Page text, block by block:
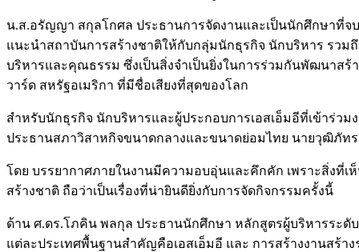
น.ส.อรัญญา สกุลโกศล ประธานการจัดงานและเป็นนักศึกษาที่จ
แนะนำสถาบันการสร้างชาติให้กับกลุ่มนักธุรกิจ นักบริหาร รวม
บริหารและคุณธรรม ซึ่งเป็นสิ่งจำเป็นยิ่งในการร่วมกันพัฒนาส
วาร์ด สหรัฐอเมริกา ที่มีชื่อเสียงที่สุดของโลก
สำหรับนักธุรกิจ นักบริหารและผู้ประกอบการเอสเอ็มอีที่เข้าร่
ประธานสภาวิสาหกิจขนาดกลางและขนาดย่อมไทย นายวุฒิภัทร
โดย บรรยากาศภายในงานมีความอบอุ่นและคึกคัก เพราะสิ่งที่
สร้างชาติ ถือว่าเป็นเรื่องที่น่ายินดียิ่งกับการจัดกิจกรรมครั้งนี้
ด้าน ศ.ดร.โภคิน พลกุล ประธานนักศึกษา หลักสูตรผู้บริหารระดั
แต่ละประเทศพื้นฐานสำคัญคือเอสเอ็มอี และ การสร้างงานสร้าง